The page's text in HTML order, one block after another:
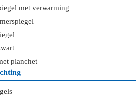
met verwarming
planchet